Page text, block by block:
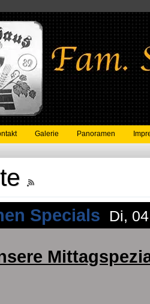
Galerie Panoramen
Specials Di,